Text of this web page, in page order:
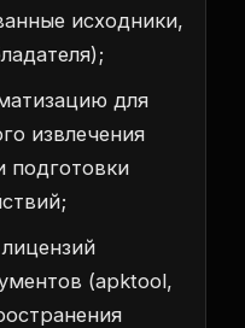
исходники,
для
извлечения
подготовки
(apktool,